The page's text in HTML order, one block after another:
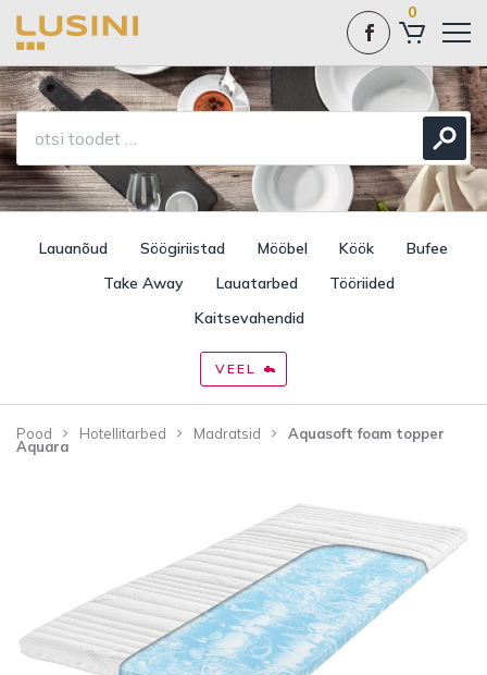
0
Lauanõud Söögiriistad Mööbel Köök
Bufee
Take Away
Lauatarbed
Tööriided
Kaitsevahendid
VEEL
Pood Hotellitarbed Madratsid Aquasoft foam topper
Aquara